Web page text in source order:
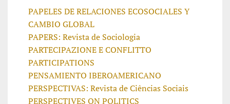
PAPELES DE RELACIONES ECOSOCIALES Y
CAMBIO GLOBAL
PAPERS: Revista de Sociologia
PARTECIPAZIONE E CONFLITTO
PARTICIPATIONS
PENSAMIENTO IBEROAMERICANO
PERSPECTIVAS: Revista de Ciências Sociais
PERSPECTIVES ON POLITICS